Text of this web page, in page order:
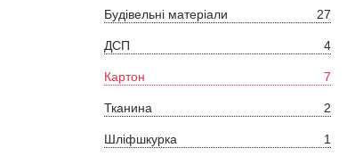
Будівельні матеріали 27
ДСП 4
Картон 7
Тканина 2
Шліфшкурка 1